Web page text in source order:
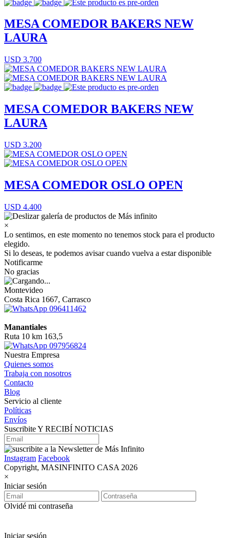
MESA COMEDOR BAKERS NEW
LAURA
USD 3.700
MESA COMEDOR BAKERS NEW
LAURA
USD 3.200
MESA COMEDOR OSLO OPEN
USD 4.400
×
Lo sentimos, en este momento no tenemos stock para el producto
elegido.
Si lo deseas, te podemos avisar cuando vuelva a estar disponible
Notificarme
No gracias
Montevideo
Costa Rica 1667, Carrasco
096411462
Manantiales
Ruta 10 km 163,5
097956824
Nuestra Empresa
Quienes somos
Trabaja con nosotros
Contacto
Blog
Servicio al cliente
Políticas
Envíos
Suscribite Y RECIBÍ NOTICIAS
Instagram Facebook
Copyright, MASINFINITO CASA 2026
×
Iniciar sesión
Olvidé mi contraseña
Iniciar sesión